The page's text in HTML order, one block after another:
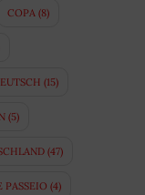
COPA(8)
(15)
(5)
(47)
PASSEIO (4)